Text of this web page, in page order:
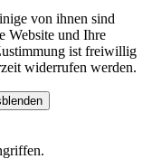
von ihnen sind
Website und Ihre
ist freiwillig
widerrufen werden.